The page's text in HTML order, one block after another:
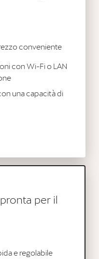
conveniente
con Wi-Fi o LAN
una capacità di
per il
e regolabile